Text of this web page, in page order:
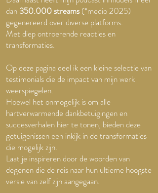
dan 350.000 streams(*medio 2025)
gegenereerd over diverse platforms.​
Met diep ontroerende reacties en
transformaties.
Op deze pagina deel ik een kleine selectie van
testimonials die de impact van mijn werk
weerspiegelen.
Hoewel het onmogelijk is om alle
hartverwarmende dankbetuigingen en
succesverhalen hier te tonen, bieden deze
getuigenissen een inkijk in de transformaties
die mogelijk zijn.​
Laat je inspireren door de woorden van
degenen die de reis naar hun ultieme hoogste
versie van zelf zijn aangegaan.